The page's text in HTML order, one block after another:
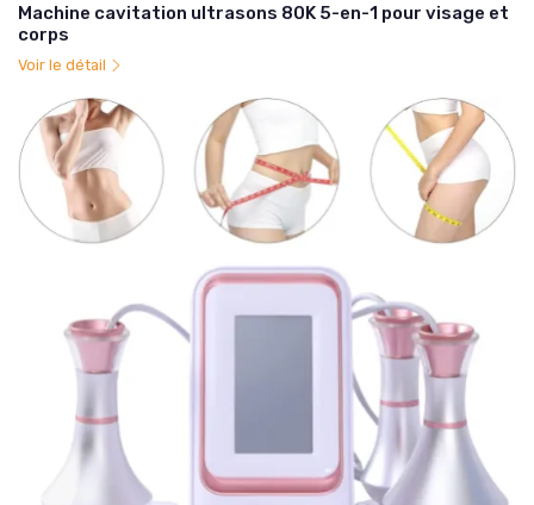
Machine cavitation ultrasons 80K 5-en-1 pour visage et
corps
Voir le détail